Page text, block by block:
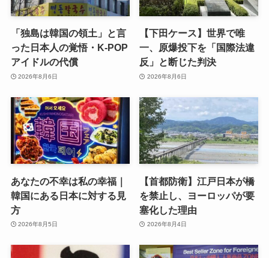
「独島は韓国の領土」と言
った日本人の覚悟・K-POP
アイドルの代償
2026年8月6日
【下田ケース】世界で唯
一、原爆投下を「国際法違
反」と断じた判決
2026年8月6日
あなたの不幸は私の幸福｜
韓国にある日本に対する見
方
2026年8月5日
【首都防衛】江戸日本が橋
を禁止し、ヨーロッパが要
塞化した理由
2026年8月4日